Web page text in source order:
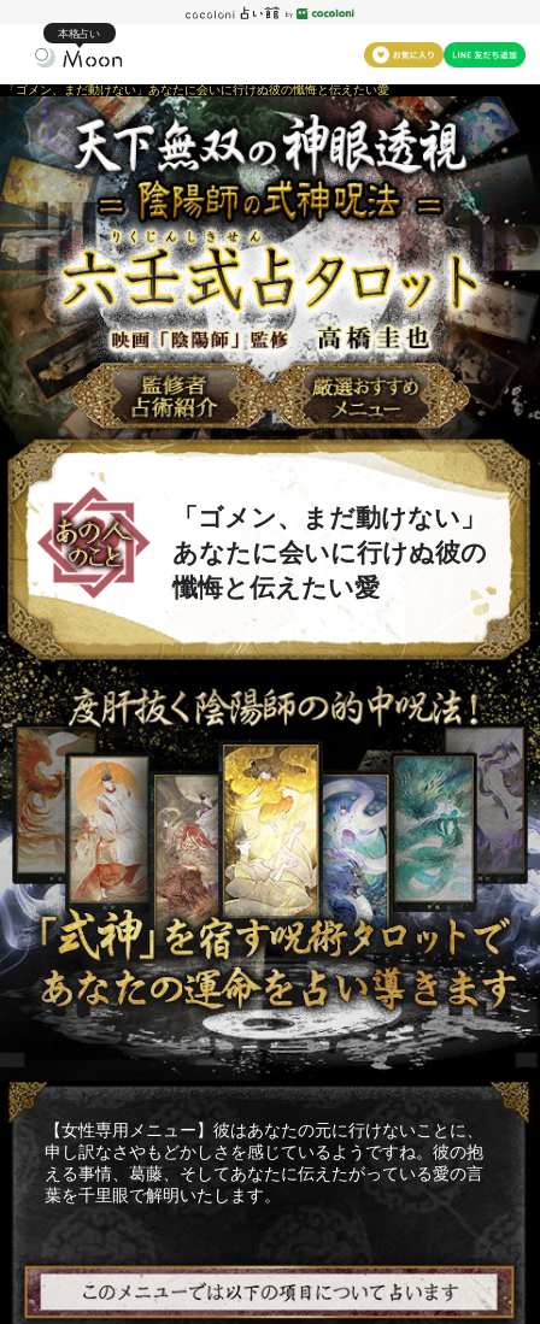
本格占い
「ゴメン、まだ動けない」あなたに会いに行けぬ彼の懺悔と伝えたい愛
「ゴメン、まだ動けない」
あなたに会いに行けぬ彼の
懺悔と伝えたい愛
【女性専用メニュー】彼はあなたの元に行けないことに、
申し訳なさやもどかしさを感じているようですね。彼の抱
える事情、葛藤、そしてあなたに伝えたがっている愛の言
葉を千里眼で解明いたします。